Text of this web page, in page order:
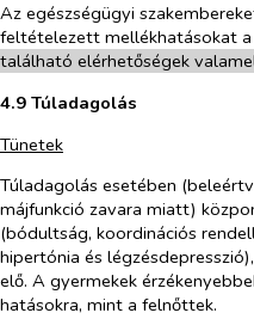
Az egészségügyi
feltételezett mellékhatásokat a
található elérhetőségek
4.9 Túladagolás
Tünetek
Túladagolás esetében
májfunkció zavara miatt)
(bódultság, koordinációs
hipertónia és
elő. A gyermekek
hatásokra, mint a felnőttek.